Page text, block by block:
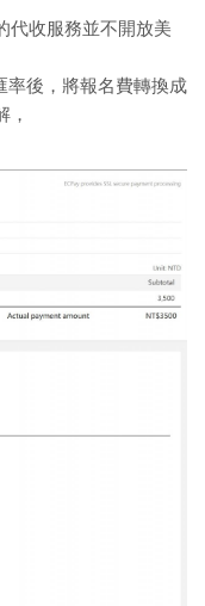
代收服務並不開放美
後，將報名費轉換成
，